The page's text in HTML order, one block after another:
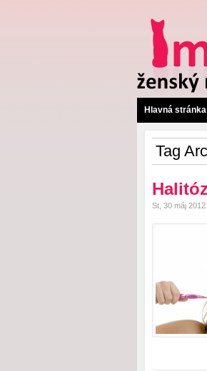
Hlavná stránka
Tag
St, 30 máj 2012